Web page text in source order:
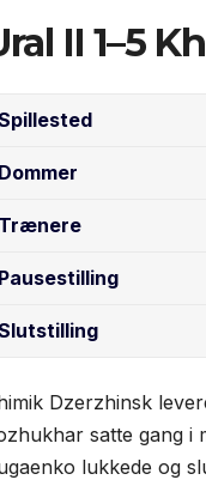
II 1–5
Dommer
Trænere
Pause­stilling
Dzerzhinsk
satte gang i
lukkede og